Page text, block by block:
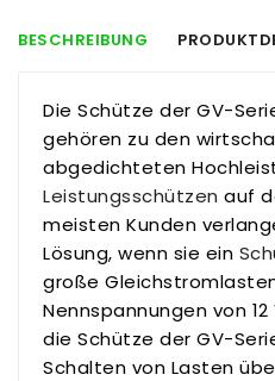
BESCHREIBUNG
Die Schütze der GV-
gehören zu den
abgedichteten
Leistungsschützen auf
meisten Kunden
Lösung, wenn sie ein
große
Nennspannungen von 12
die Schütze der GV-
Schalten von Lasten